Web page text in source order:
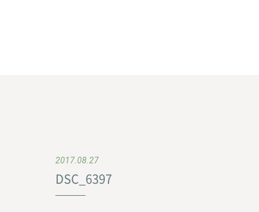
2017.08.27
DSC_6397